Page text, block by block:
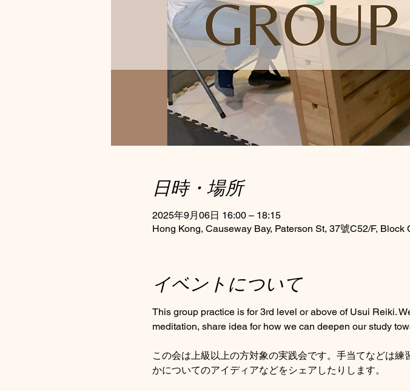
日時・場所
2025年9月06日 16:00 – 18:15
Hong Kong, Causeway Bay, Paterson St, 37號C52/F, Block
イベントについて
This group practice is for 3rd level or above of Usui Reiki.
meditation, share idea for how we can deepen our study
この会は上級以上の方対象の実践会です。手当てなどは
かについてのアイディアなどをシェアしたりします。